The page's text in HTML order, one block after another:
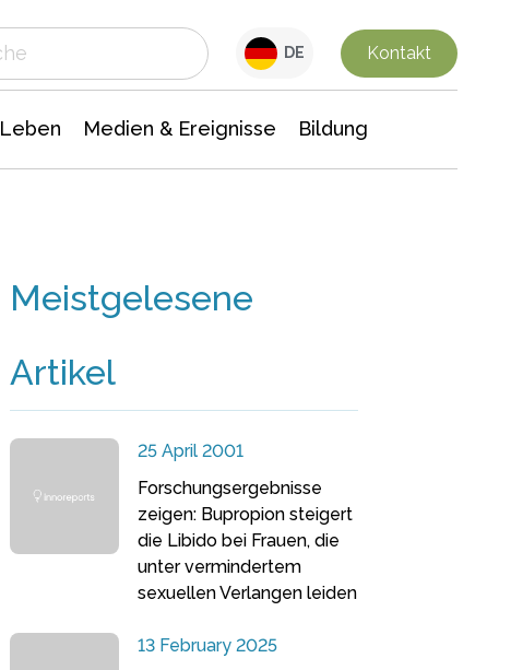
DE Kontakt
Medien & Ereignisse Bildung
Meistgelesene
Artikel
25 April 2001
Forschungsergebnisse
zeigen: Bupropion steigert
die Libido bei Frauen, die
unter vermindertem
sexuellen Verlangen leiden
13 February 2025